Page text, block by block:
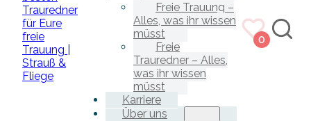
Freie Trauung –
Alles, was ihr wissen
müsst
Freie
Trauredner – Alles,
was ihr wissen
müsst
Karriere
Über uns
0